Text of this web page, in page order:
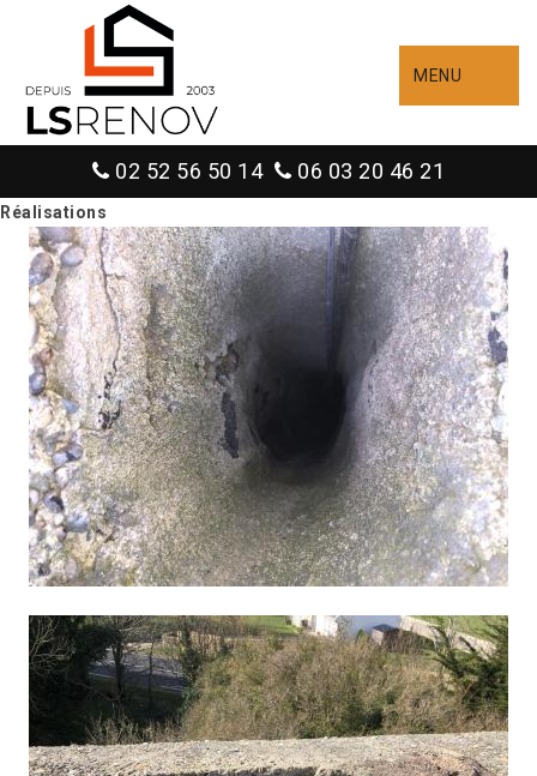
MENU
02 52 56 50 14 06 03 20 46 21
Réalisations